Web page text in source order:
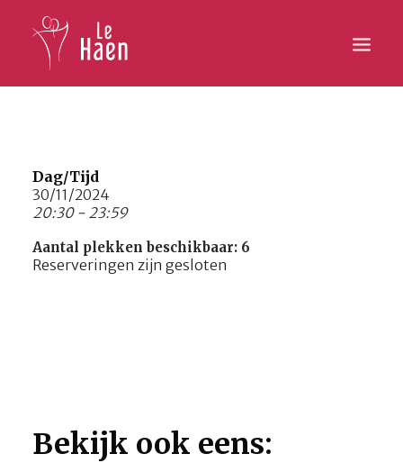
Lesaanbod
Activiteiten
Inschrijven
Dag/Tijd
30/11/2024
20:30 - 23:59
Aantal plekken beschikbaar: 6
Reserveringen zijn gesloten
Bekijk ook eens: